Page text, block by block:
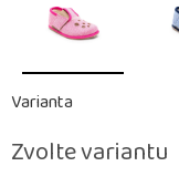
Zvolte variantu
Varianta